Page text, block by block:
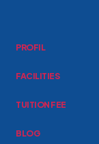
PROFIL
FACILITIES
TUITION FEE
BLOG